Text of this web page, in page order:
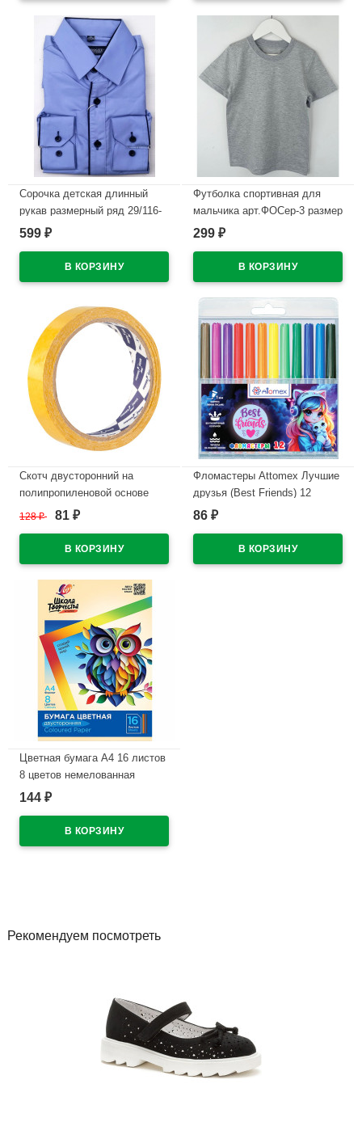
Сорочка детская длинный
рукав размерный ряд 29/116-
122-36/158-164 цвет голубой
599 ₽
Футболка спортивная для
мальчика арт.ФОСер-3 размер
32/128-40/152 100% хлопок
299 ₽
Скотч двусторонний на
полипропиленовой основе
19*10м ТМ Klebebänder (Ст.48)
128₽ 81 ₽
Фломастеры Attomex Лучшие
друзья (Best Friends) 12
цветов вентилируемый
блистер арт.5081618
86 ₽
Цветная бумага А4 16 листов
8 цветов немелованная
двусторонняя ЛУЧ Школа
арт 30С 1791-08
144 ₽
Рекомендуем посмотреть